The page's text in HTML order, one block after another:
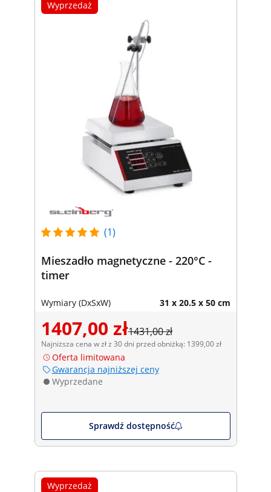
Wyprzedaż
(1)
Mieszadło magnetyczne - 220°C -
timer
Wymiary (DxSxW) 31 x 20.5 x 50 cm
1407,00 zł1431,00 zł
Najniższa cena w zł z 30 dni przed obniżką: 1399,00 zł
Oferta limitowana
Gwarancja najniższej ceny
Wyprzedane
Sprawdź dostępność
Wyprzedaż